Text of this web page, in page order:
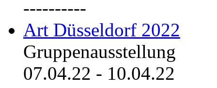
----------
Art Düsseldorf 2022
Gruppenausstellung
07.04.22 - 10.04.22